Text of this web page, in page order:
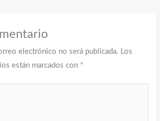
electrónico no será publicada. Los
están marcados con *